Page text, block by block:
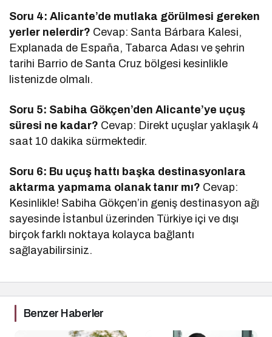
Soru 4: Alicante’de mutlaka görülmesi gereken
yerler nelerdir? Cevap: Santa Bárbara Kalesi,
Explanada de España, Tabarca Adası ve şehrin
tarihi Barrio de Santa Cruz bölgesi kesinlikle
listenizde olmalı.
Soru 5: Sabiha Gökçen’den Alicante’ye uçuş
süresi ne kadar? Cevap: Direkt uçuşlar yaklaşık 4
saat 10 dakika sürmektedir.
Soru 6: Bu uçuş hattı başka destinasyonlara
aktarma yapmama olanak tanır mı? Cevap:
Kesinlikle! Sabiha Gökçen’in geniş destinasyon ağı
sayesinde İstanbul üzerinden Türkiye içi ve dışı
birçok farklı noktaya kolayca bağlantı
sağlayabilirsiniz.
Benzer Haberler